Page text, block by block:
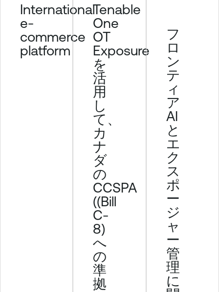
International
e-
commerce
platform
Tenable
One
OT
Exposure
を
活
用
し
て、
カ
ナ
ダ
の
CCSPA
((Bill
C-
8)
へ
の
準
拠
フ
ロ
ン
テ
ィ
ア
AI
と
エ
ク
ス
ポ
ー
ジ
ャ
ー
管
理
に